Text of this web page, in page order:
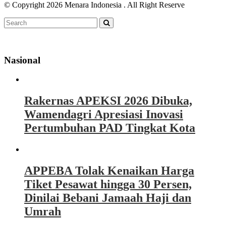
© Copyright 2026 Menara Indonesia . All Right Reserve
Nasional
Rakernas APEKSI 2026 Dibuka,
Wamendagri Apresiasi Inovasi
Pertumbuhan PAD Tingkat Kota
APPEBA Tolak Kenaikan Harga
Tiket Pesawat hingga 30 Persen,
Dinilai Bebani Jamaah Haji dan
Umrah